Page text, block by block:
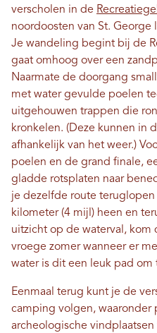
verscholen in de
noordoosten van St.
Je wandeling begint bij de
gaat omhoog over een
Naarmate de doorgang
met water gevulde poelen
uitgehouwen trappen die
kronkelen. (Deze kunnen in
afhankelijk van het weer.)
poelen en de grand finale,
gladde rotsplaten naar
je dezelfde route
kilometer (4 mijl) heen en
uitzicht op de waterval, kom
vroege zomer wanneer er
water is dit een leuk pad om
Eenmaal terug kunt je de
camping volgen, waaronder
archeologische